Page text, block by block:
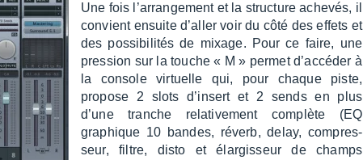
Une fois l’ar­ran­ge­ment et la struc­ture ache­vés, il
convient ensuite d’al­ler voir du côté des effets et
des possi­bi­li­tés de mixage. Pour ce faire, une
pres­sion sur la touche « M » permet d’ac­cé­der à
la console virtuelle qui, pour chaque piste,
propose 2 slots d’in­sert et 2 sends en plus
d’une tranche rela­ti­ve­ment complète (EQ
graphique 10 bandes, réverb, delay, compres­
seur, filtre, disto et élar­gis­seur de champs